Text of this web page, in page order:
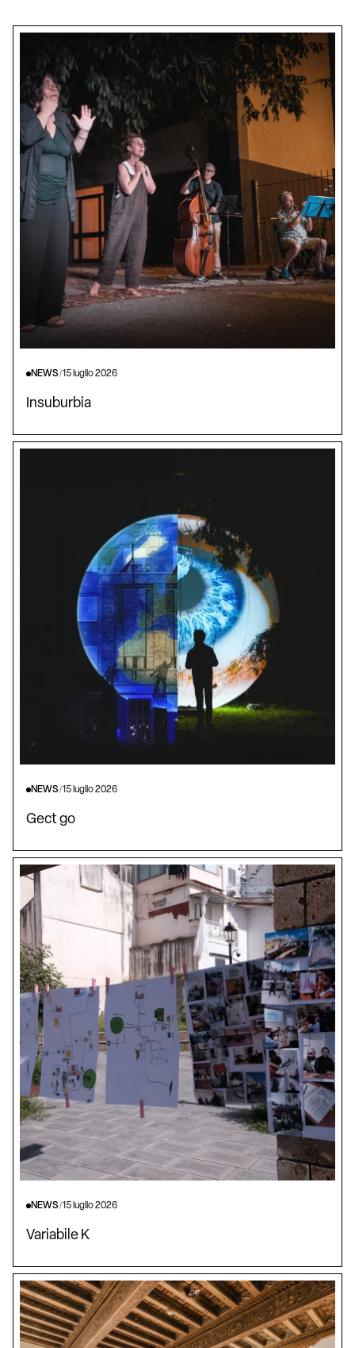
NEWS/15 luglio 2026
Insuburbia
NEWS/15 luglio 2026
Gect go
NEWS/15 luglio 2026
Variabile K